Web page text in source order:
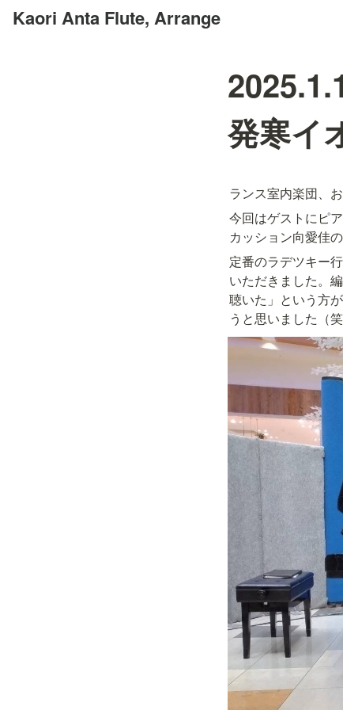
Kaori Anta Flute, Arrange
発寒イ
ランス室内楽団、
今回はゲストにピ
カッション向愛佳
定番のラデツキー
いただきました。
聴いた」という方
うと思いました（笑